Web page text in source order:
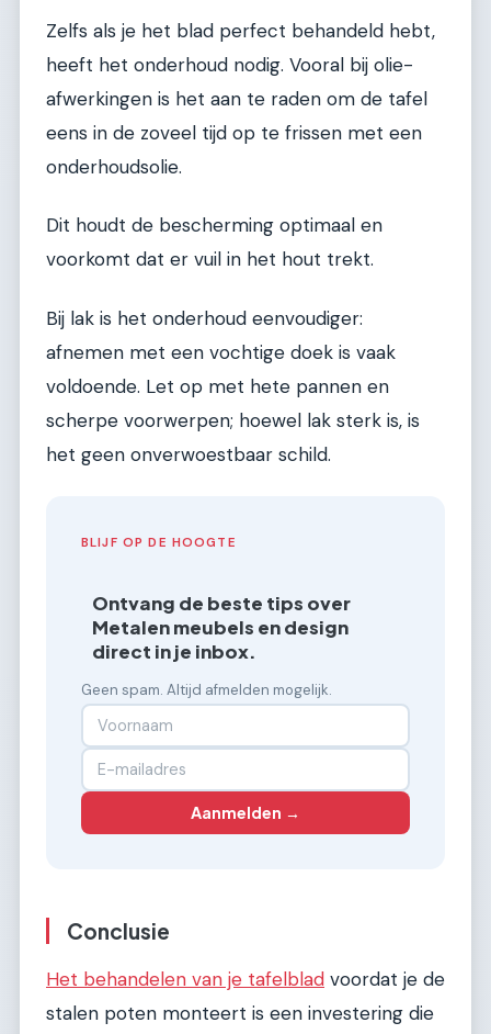
Zelfs als je het blad perfect behandeld hebt,
heeft het onderhoud nodig. Vooral bij olie-
afwerkingen is het aan te raden om de tafel
eens in de zoveel tijd op te frissen met een
onderhoudsolie.
Dit houdt de bescherming optimaal en
voorkomt dat er vuil in het hout trekt.
Bij lak is het onderhoud eenvoudiger:
afnemen met een vochtige doek is vaak
voldoende. Let op met hete pannen en
scherpe voorwerpen; hoewel lak sterk is, is
het geen onverwoestbaar schild.
BLIJF OP DE HOOGTE
Ontvang de beste tips over
Metalen meubels en design
direct in je inbox.
Geen spam. Altijd afmelden mogelijk.
Aanmelden →
Conclusie
Het behandelen van je tafelblad voordat je de
stalen poten monteert is een investering die